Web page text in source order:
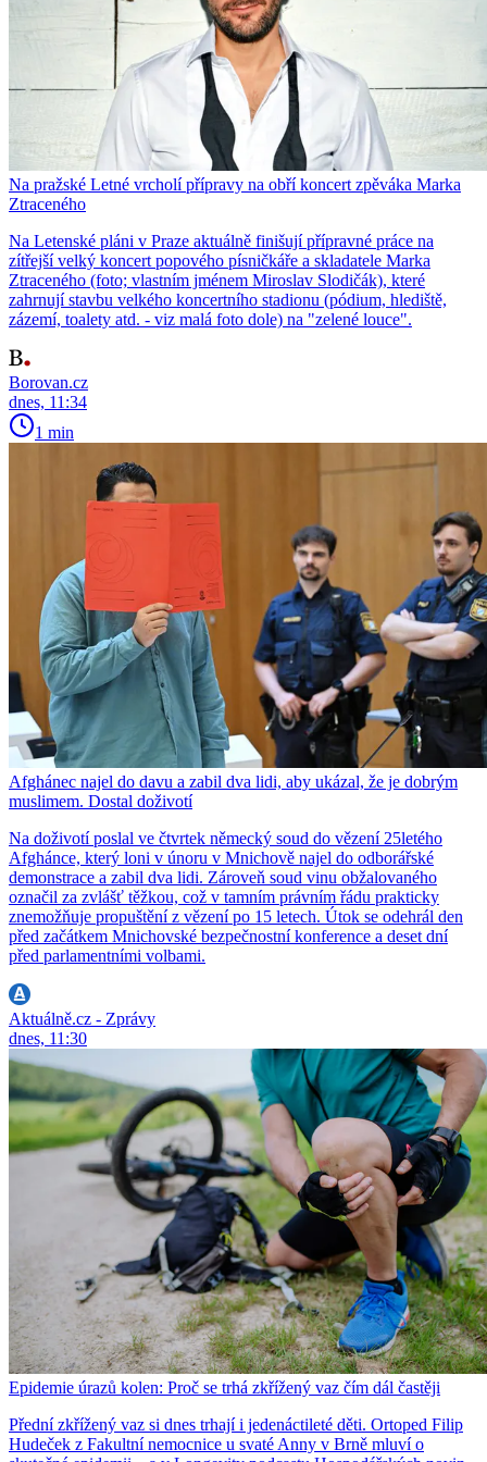
Na pražské Letné vrcholí přípravy na obří koncert zpěváka Marka
Ztraceného
Na Letenské pláni v Praze aktuálně finišují přípravné práce na
zítřejší velký koncert popového písničkáře a skladatele Marka
Ztraceného (foto; vlastním jménem Miroslav Slodičák), které
zahrnují stavbu velkého koncertního stadionu (pódium, hlediště,
zázemí, toalety atd. - viz malá foto dole) na "zelené louce".
Borovan.cz
dnes, 11:34
1 min
Afghánec najel do davu a zabil dva lidi, aby ukázal, že je dobrým
muslimem. Dostal doživotí
Na doživotí poslal ve čtvrtek německý soud do vězení 25letého
Afghánce, který loni v únoru v Mnichově najel do odborářské
demonstrace a zabil dva lidi. Zároveň soud vinu obžalovaného
označil za zvlášť těžkou, což v tamním právním řádu prakticky
znemožňuje propuštění z vězení po 15 letech. Útok se odehrál den
před začátkem Mnichovské bezpečnostní konference a deset dní
před parlamentními volbami.
Aktuálně.cz - Zprávy
dnes, 11:30
Epidemie úrazů kolen: Proč se trhá zkřížený vaz čím dál častěji
Přední zkřížený vaz si dnes trhají i jedenáctileté děti. Ortoped Filip
Hudeček z Fakultní nemocnice u svaté Anny v Brně mluví o